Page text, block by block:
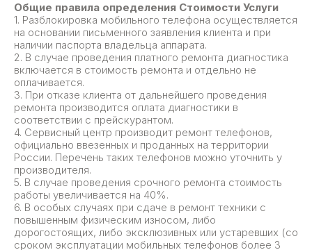
Общие правила определения Стоимости Услуги
1. Разблокировка мобильного телефона осуществляется
на основании письменного заявления клиента и при
наличии паспорта владельца аппарата.
2. В случае проведения платного ремонта диагностика
включается в стоимость ремонта и отдельно не
оплачивается.
3. При отказе клиента от дальнейшего проведения
ремонта производится оплата диагностики в
соответствии с прейскурантом.
4. Сервисный центр производит ремонт телефонов,
официально ввезенных и проданных на территории
России. Перечень таких телефонов можно уточнить у
производителя.
5. В случае проведения срочного ремонта стоимость
работы увеличивается на 40%.
6. В особых случаях при сдаче в ремонт техники с
повышенным физическим износом, либо
дорогостоящих, либо эксклюзивных или устаревших (со
сроком эксплуатации мобильных телефонов более 3